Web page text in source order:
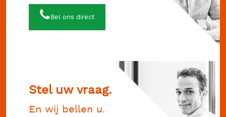
Bel ons direct
Stel uw vraag.
En wij bellen u.